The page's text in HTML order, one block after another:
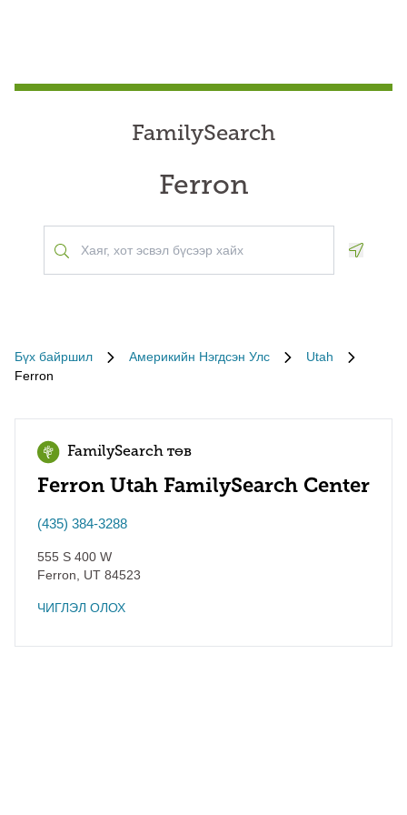
FamilySearch
Ferron
Бүх байршил Америкийн Нэгдсэн Улс
Utah
Ferron
FamilySearch төв
Ferron Utah FamilySearch Center
(435) 384-3288
555 S 400 W
Ferron
UT 84523
ЧИГЛЭЛ ОЛОХ